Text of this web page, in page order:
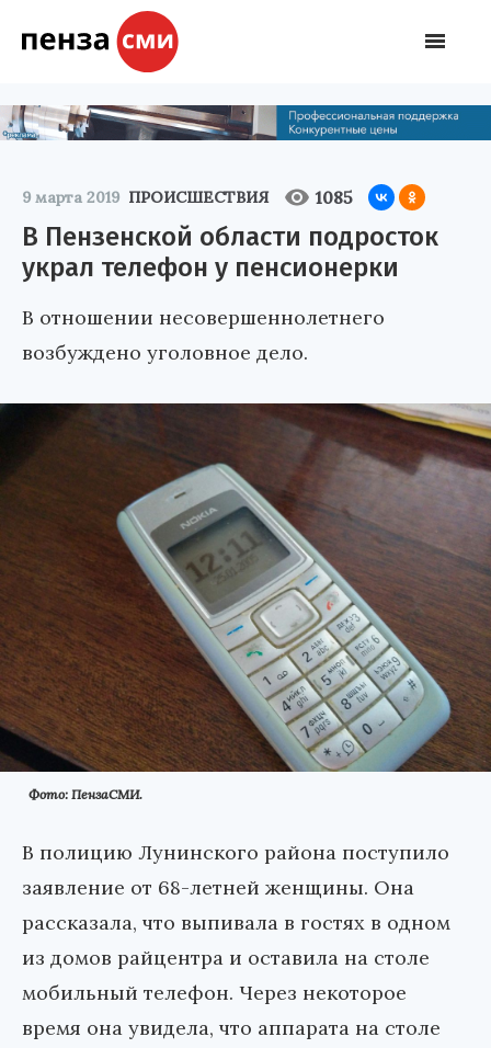
9 марта 2019 ПРОИСШЕСТВИЯ 1085
В Пензенской области подросток
украл телефон у пенсионерки
В отношении несовершеннолетнего
возбуждено уголовное дело.
Фото: ПензаСМИ.
В полицию Лунинского района поступило
заявление от 68-летней женщины. Она
рассказала, что выпивала в гостях в одном
из домов райцентра и оставила на столе
мобильный телефон. Через некоторое
время она увидела, что аппарата на столе